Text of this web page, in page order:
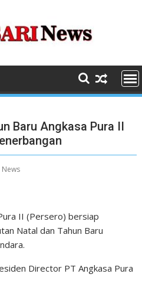
Baru Angkasa Pura II
II (Persero) bersiap
Natal dan Tahun Baru
Director PT Angkasa Pura